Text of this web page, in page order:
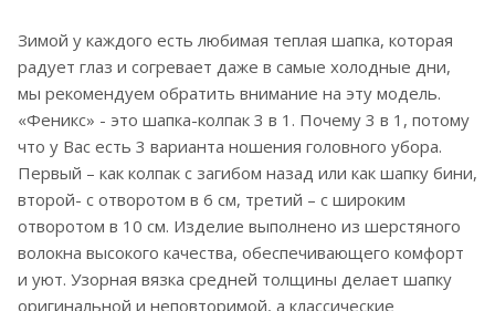
Зимой у каждого есть любимая теплая шапка, которая
радует глаз и согревает даже в самые холодные дни,
мы рекомендуем обратить внимание на эту модель.
«Феникс» - это шапка-колпак 3 в 1. Почему 3 в 1, потому
что у Вас есть 3 варианта ношения головного убора.
Первый – как колпак с загибом назад или как шапку бини,
второй- с отворотом в 6 см, третий – с широким
отворотом в 10 см. Изделие выполнено из шерстяного
волокна высокого качества, обеспечивающего комфорт
и уют. Узорная вязка средней толщины делает шапку
оригинальной и неповторимой, а классические